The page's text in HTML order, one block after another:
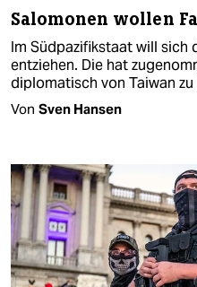
Salomonen wollen
Im Südpazifikstaat will sich
entziehen. Die hat
diplomatisch von Taiwan
Von Sven Hansen